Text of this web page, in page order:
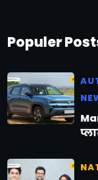
Populer